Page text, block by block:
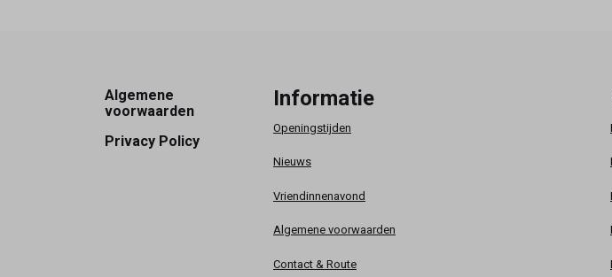
Footer
Algemene
voorwaarden
Privacy Policy
Informatie
Openingstijden
Nieuws
Vriendinnenavond
Algemene voorwaarden
Contact & Route